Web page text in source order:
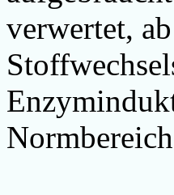
verwertet,